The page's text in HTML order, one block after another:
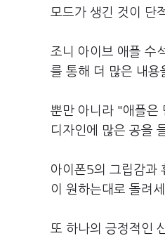
모드가 생긴 것이 단
조니 아이브 애플 수
를 통해 더 많은 내용
뿐만 아니라 "애플은
디자인에 많은 공을
아이폰5의 그립감과
이 원하는대로 돌려
또 하나의 긍정적인